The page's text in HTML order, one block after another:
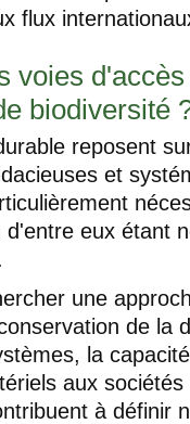
flux
voies
biodiversité
reposent
et
eux étant
une
de la
la
aux
à définir